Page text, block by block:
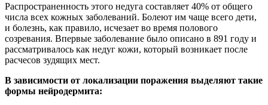
Распространенность этого недуга составляет 40% от общего
числа всех кожных заболеваний. Болеют им чаще всего дети,
и болезнь, как правило, исчезает во время полового
созревания. Впервые заболевание было описано в 891 году и
рассматривалось как недуг кожи, который возникает после
расчесов зудящих мест.
В зависимости от локализации поражения выделяют такие
формы нейродермита: